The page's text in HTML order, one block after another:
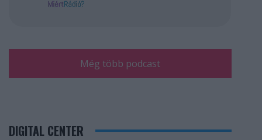
Még több podcast
DIGITAL CENTER